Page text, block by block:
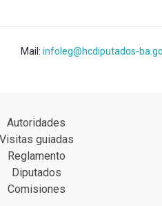
Mail: infoleg@hcdiputados-
Autoridades
Visitas guiadas
Reglamento
Diputados
Comisiones